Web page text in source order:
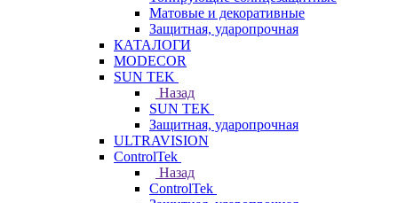
Матовые и декоративные
Защитная, ударопрочная
КАТАЛОГИ
MODECOR
SUN TEK
Назад
SUN TEK
Защитная, ударопрочная
ULTRAVISION
ControlTek
Назад
ControlTek